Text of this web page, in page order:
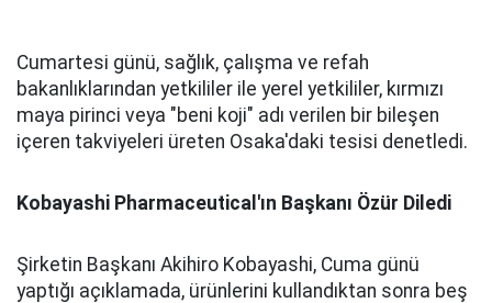
Cumartesi günü, sağlık, çalışma ve refah
bakanlıklarından yetkililer ile yerel yetkililer, kırmızı
maya pirinci veya "beni koji" adı verilen bir bileşen
içeren takviyeleri üreten Osaka'daki tesisi denetledi.
Kobayashi Pharmaceutical'ın Başkanı Özür Diledi
Şirketin Başkanı Akihiro Kobayashi, Cuma günü
yaptığı açıklamada, ürünlerini kullandıktan sonra beş